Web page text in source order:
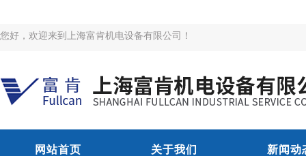
您好，欢迎来到上海富肯机电设备有限公司！
网站首页 关于我们 新闻动